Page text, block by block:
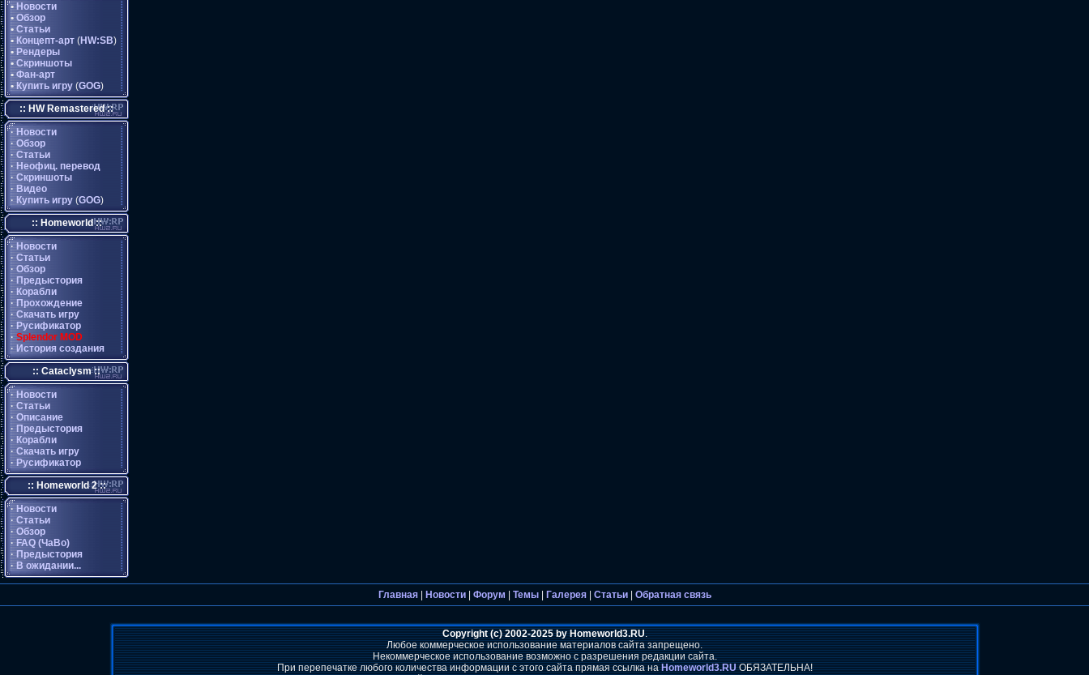
• Новости
• Обзор
• Статьи
• Концепт-арт (HW:SB)
• Рендеры
• Скриншоты
• Фан-арт
• Купить игру (GOG)
:: HW Remastered ::
· Новости
· Обзор
· Статьи
· Неофиц. перевод
· Скриншоты
· Видео
· Купить игру (GOG)
:: Homeworld ::
· Новости
· Статьи
· Обзор
· Предыстория
· Корабли
· Прохождение
· Скачать игру
· Русификатор
· Splendor MOD
· История создания
:: Cataclysm ::
· Новости
· Статьи
· Описание
· Предыстория
· Корабли
· Скачать игру
· Русификатор
:: Homeworld 2 ::
· Новости
· Статьи
· Обзор
· FAQ (ЧаВо)
· Предыстория
· В ожидании...
Главная| Новости| Форум Темы| Галерея Статьи Обратная связь
Copyright (c) 2002-2025 by Homeworld3.RU.
Любое коммерческое использование материалов сайта запрещено.
Некоммерческое использование возможно с разрешения редакции сайта.
При перепечатке любого количества информации с этого сайта прямая ссылка наHomeworld3.RUОБЯЗАТЕЛЬНА!